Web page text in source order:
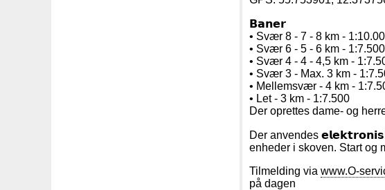
𝗕𝗮𝗻𝗲𝗿
• Svær 8 - 7 - 8 km -
• Svær 6 - 5 - 6 km - 1:7.500
• Svær 4 - 4 - 4,5 km -
• Svær 3 - Max. 3 km -
• Mellemsvær - 4 km -
• Let - 3 km - 1:7.500
Der oprettes dame- og
Der anvendes
enheder i skoven. Start og
Tilmelding via www.O-
på dagen